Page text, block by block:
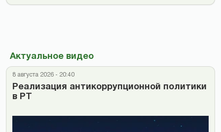
Актуальное видео
8 августа 2026 - 20:40
Реализация антикоррупционной политики
в РТ